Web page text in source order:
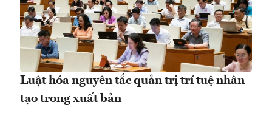
Luật hóa nguyên tắc quản trị trí tuệ nhân
tạo trong xuất bản